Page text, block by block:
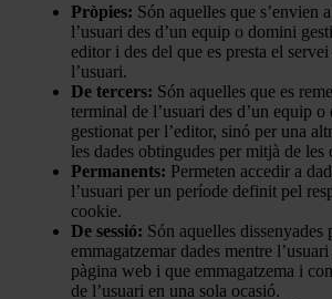
Pròpies: Són aquelles que s’envien
l’usuari des d’un equip o domini
editor i des del que es presta el
l’usuari.
De tercers: Són aquelles que es
terminal de l’usuari des d’un equip
gestionat per l’editor, sinó per una
les dades obtingudes per mitjà de les
Permanents: Permeten accedir a
l’usuari per un període definit pel
cookie.
De sessió: Són aquelles dissenyades
emmagatzemar dades mentre
pàgina web i que emmagatzema i
de l’usuari en una sola ocasió.